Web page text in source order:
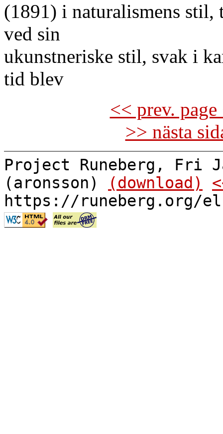
(1891) i naturalismens stil,
ved sin
ukunstneriske stil, svak i
tid blev
<< prev.
>> nästa
Project Runeberg, Fri
(aronsson)
(download)
https://runeberg.org/